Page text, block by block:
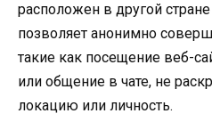
расположен в другой
позволяет анонимно
такие как посещение веб-
или общение в чате, не
локацию или личность.